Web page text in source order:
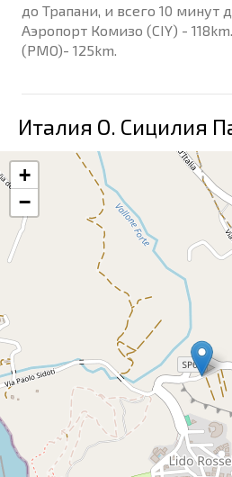
до Трапани, и всего 10 минут
Аэропорт Комизо (CIY) -
(PMO)- 125km.
Италия О. Сицилия
+
−